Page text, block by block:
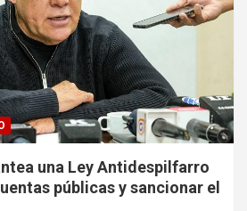
una Ley Antidespilfarro
públicas y sancionar el